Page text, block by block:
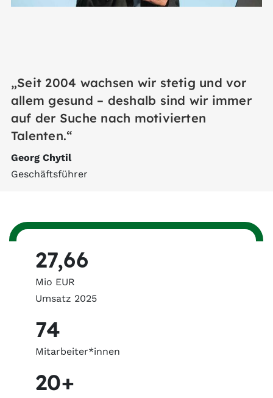
„Seit 2004 wachsen wir stetig und vor
allem gesund – deshalb sind wir immer
auf der Suche nach motivierten
Talenten.“
Georg Chytil
Geschäftsführer
27,66
Mio EUR
Umsatz 2025
74
Mitarbeiter*innen
20+